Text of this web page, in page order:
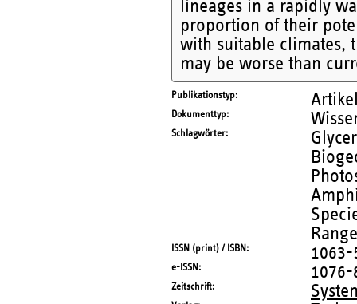
lineages in a rapidly
proportion of their
with suitable climates,
may be worse than
Publikationstyp
Dokumenttyp
Schlagwörter
ISSN (print) / ISBN 1063-
e-ISSN 1076-
Zeitschrift